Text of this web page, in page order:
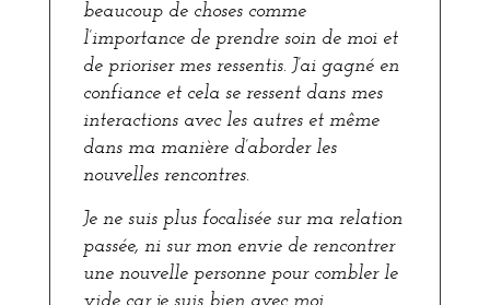
beaucoup de choses comme
l’importance de prendre soin de moi et
de prioriser mes ressentis. J’ai gagné en
confiance et cela se ressent dans mes
interactions avec les autres et même
dans ma manière d’aborder les
nouvelles rencontres.
Je ne suis plus focalisée sur ma relation
passée, ni sur mon envie de rencontrer
une nouvelle personne pour combler le